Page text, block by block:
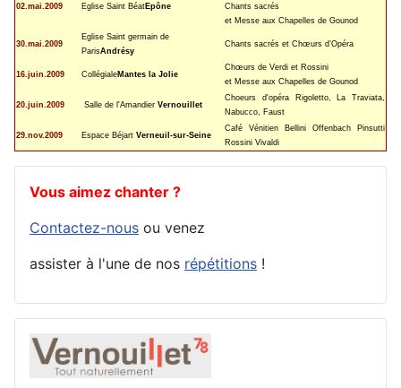
02.mai.2009 Eglise Saint Béat Epône
Chants sacrés
et Messe aux Chapelles de Gounod
30.mai.2009
Eglise Saint germain de
ParisAndrésy
Chants sacrés et Chœurs d’Opéra
16.juin.2009 CollégialeMantes la Jolie
Chœurs de Verdi et Rossini
et Messe aux Chapelles de Gounod
20.juin.2009 Salle de l'Amandier Vernouillet
Choeurs d'opéra Rigoletto, La Traviata,
Nabucco, Faust
29.nov.2009 Espace Béjart Verneuil-sur-Seine
Café Vénitien Bellini Offenbach Pinsutti
Rossini Vivaldi
Vous aimez chanter ?
Contactez-nous ou venez
assister à l'une de nos répétitions !